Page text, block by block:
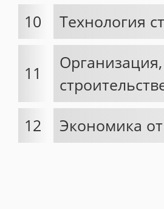
10
Технология
11
12
Экономика